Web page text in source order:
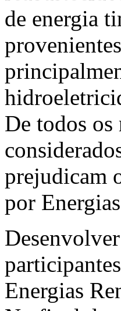
de energia
De todos os
prejudicam
por
Energias